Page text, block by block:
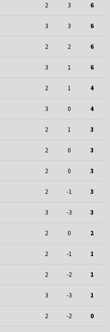
2 3 6
3 3 6
2 2 6
3 1 6
2 1 4
3 0 4
2 1 3
2 0 3
2 0 3
2 -1 3
3 -3 3
2 0 2
2 -1 1
2 -2 1
3 -3 1
2 -2 0